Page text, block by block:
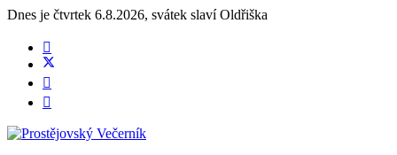
Dnes je čtvrtek 6.8.2026, svátek slavíOldřiška